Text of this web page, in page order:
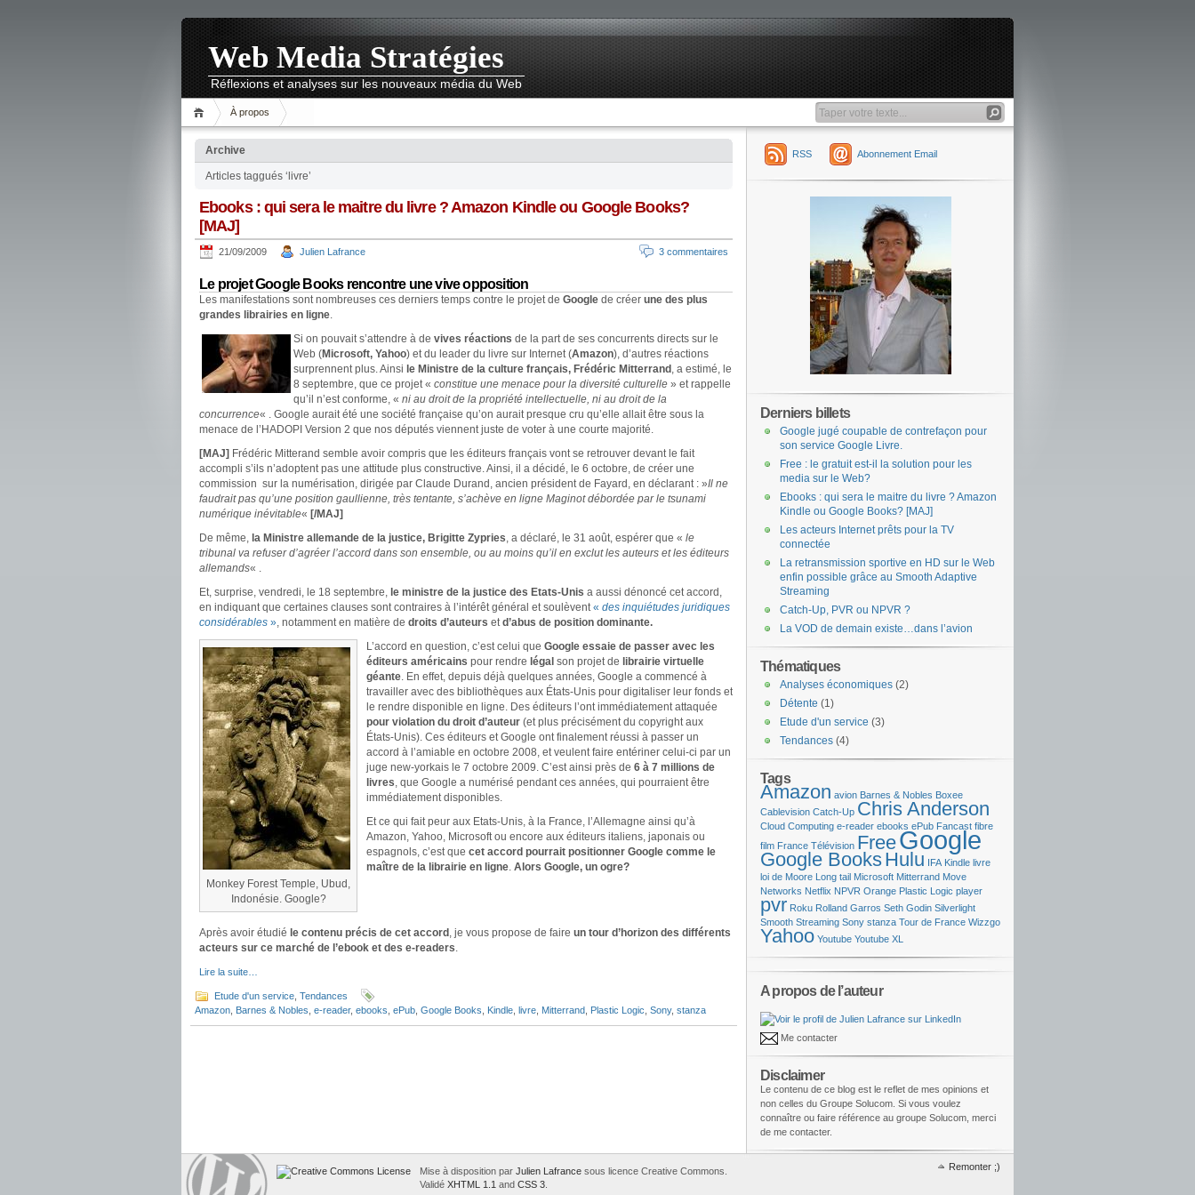
Web Media Stratégies
Réflexions et analyses sur les nouveaux média du Web
À propos
Archive
Articles taggués ‘livre’
Ebooks : qui sera le maitre du livre ? Amazon Kindle ou Google Books?
[MAJ]
21/09/2009 Julien Lafrance 3 commentaires
Le projet Google Books rencontre une vive opposition
Les manifestations sont nombreuses ces derniers temps contre le projet de Google de créer une des plus
grandes librairies en ligne.
Si on pouvait s’attendre à de vives réactions de la part de ses concurrents directs sur le
Web (Microsoft, Yahoo) et du leader du livre sur Internet (Amazon), d’autres réactions
surprennent plus. Ainsi le Ministre de la culture français, Frédéric Mitterrand , a estimé, le
8 septembre, que ce projet « constitue une menace pour la diversité culturelle » et rappelle
qu’il n’est conforme, « ni au droit de la propriété intellectuelle, ni au droit de la
concurrence« . Google aurait été une société française qu’on aurait presque cru qu’elle allait être sous la
menace de l’HADOPI Version 2 que nos députés viennent juste de voter à une courte majorité.
[MAJ] Frédéric Mitterand semble avoir compris que les éditeurs français vont se retrouver devant le fait
accompli s’ils n’adoptent pas une attitude plus constructive. Ainsi, il a décidé, le 6 octobre, de créer une
commission sur la numérisation, dirigée par Claude Durand, ancien président de Fayard, en déclarant : »Il ne
faudrait pas qu’une position gaullienne, très tentante, s’achève en ligne Maginot débordée par le tsunami
numérique inévitable« [/MAJ]
De même, la Ministre allemande de la justice, Brigitte Zypries, a déclaré, le 31 août, espérer que « le
tribunal va refuser d’agréer l’accord dans son ensemble, ou au moins qu’il en exclut les auteurs et les éditeurs
allemands« .
Et, surprise, vendredi, le 18 septembre, le ministre de la justice des Etats-Unis a aussi dénoncé cet accord,
en indiquant que certaines clauses sont contraires à l’intérêt général et soulèvent« des inquiétudes juridiques
considérables », notamment en matière de droits d’auteurs etd’abus de position dominante.
Monkey Forest Temple, Ubud,
Indonésie. Google?
L’accord en question, c’est celui que Google essaie de passer avec les
éditeurs américains pour rendre légal son projet de librairie virtuelle
géante. En effet, depuis déjà quelques années, Google a commencé à
travailler avec des bibliothèques aux États-Unis pour digitaliser leur fonds et
le rendre disponible en ligne. Des éditeurs l’ont immédiatement attaquée
pour violation du droit d’auteur (et plus précisément du copyright aux
États-Unis). Ces éditeurs et Google ont finalement réussi à passer un
accord à l’amiable en octobre 2008, et veulent faire entériner celui-ci par un
juge new-yorkais le 7 octobre 2009. C’est ainsi près de 6 à 7 millions de
livres, que Google a numérisé pendant ces années, qui pourraient être
immédiatement disponibles.
Et ce qui fait peur aux Etats-Unis, à la France, l’Allemagne ainsi qu’à
Amazon, Yahoo, Microsoft ou encore aux éditeurs italiens, japonais ou
espagnols, c’est que cet accord pourrait positionner Google comme le
maître de la librairie en ligne. Alors Google, un ogre?
Après avoir étudié le contenu précis de cet accord , je vous propose de faire un tour d’horizon des différents
acteurs sur ce marché de l’ebook et des e-readers.
Lire la suite…
Etude d'un service Tendances
Amazon Barnes & Nobles e-reader, ebooks ePub Google Books Kindle livre Mitterrand Plastic Logic Sony, stanza
RSS Abonnement Email
Derniers billets
Google jugé coupable de contrefaçon pour
son service Google Livre.
Free : le gratuit est-il la solution pour les
media sur le Web?
Ebooks : qui sera le maitre du livre ? Amazon
Kindle ou Google Books? [MAJ]
Les acteurs Internet prêts pour la TV
connectée
La retransmission sportive en HD sur le Web
enfin possible grâce au Smooth Adaptive
Streaming
Catch-Up, PVR ou NPVR ?
La VOD de demain existe…dans l’avion
Thématiques
Analyses économiques (2)
Détente (1)
Etude d'un service (3)
Tendances (4)
Tags
Amazon avion Barnes & Nobles Boxee
Cablevision Catch-Up Chris Anderson
Cloud Computing e-reader ebooks ePub Fancast fibre
film France Télévision FreeGoogle
Google BooksHulu IFA Kindle livre
loi de Moore Long tail Microsoft Mitterrand Move
Networks Netflix NPVR Orange Plastic Logic player
pvr Roku Rolland Garros Seth Godin Silverlight
Smooth Streaming Sony stanza Tour de France Wizzgo
Yahoo Youtube Youtube XL
A propos de l’auteur
Me contacter
Disclaimer
Le contenu de ce blog est le reflet de mes opinions et
non celles du Groupe Solucom. Si vous voulez
connaître ou faire référence au groupe Solucom, merci
de me contacter.
Remonter ;)
Mise à disposition par Julien Lafrance sous licence Creative Commons.
Validé XHTML 1.1 and CSS 3